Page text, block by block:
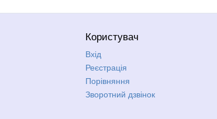
Користувач
Вхід
Реєстрація
Порівняння
Зворотний дзвінок